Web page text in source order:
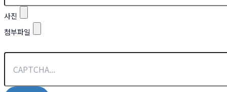
사진
첨부파일